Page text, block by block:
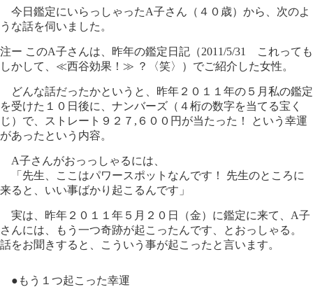
今日鑑定にいらっしゃったA子さん（４０歳）から、次のよ
うな話を伺いました。
注ー このA子さんは、昨年の鑑定日記（2011/5/31 これっても
しかして、≪西谷効果！≫ ？〈笑〉）でご紹介した女性。
どんな話だったかというと、昨年２０１１年の５月私の鑑定
を受けた１０日後に、ナンバーズ（４桁の数字を当てる宝く
じ）で、ストレート９２７,６００円が当たった！ という幸運
があったという内容。
A子さんがおっっしゃるには、
「先生、ここはパワースポットなんです！ 先生のところに
来ると、いい事ばかり起こるんです」
実は、昨年２０１１年５月２０日（金）に鑑定に来て、A子
さんには、もう一つ奇跡が起こったんです、とおっしゃる。
話をお聞きすると、こういう事が起こったと言います。
●もう１つ起こった幸運